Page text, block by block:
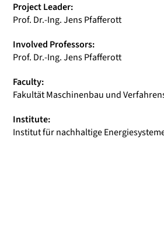
Project Leader:
Prof. Dr.-Ing. Jens Pfafferott
Involved Professors:
Prof. Dr.-Ing. Jens Pfafferott
Faculty:
Fakultät Maschinenbau und
Institute:
Institut für nachhaltige